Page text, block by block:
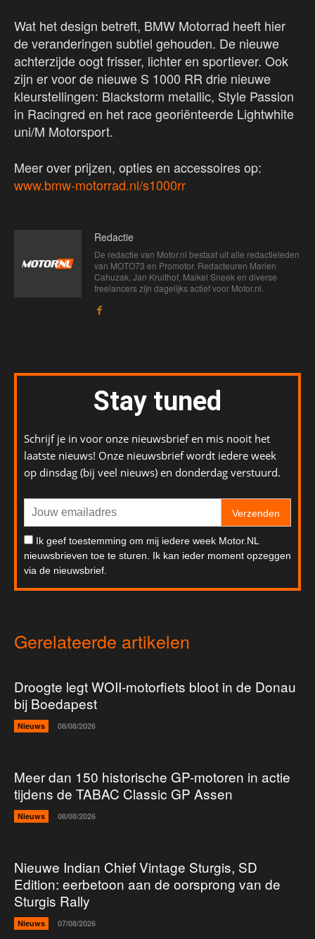
Wat het design betreft, BMW Motorrad heeft hier
de veranderingen subtiel gehouden. De nieuwe
achterzijde oogt frisser, lichter en sportiever. Ook
zijn er voor de nieuwe S 1000 RR drie nieuwe
kleurstellingen: Blackstorm metallic, Style Passion
in Racingred en het race georiënteerde Lightwhite
uni/M Motorsport.
Meer over prijzen, opties en accessoires op:
www.bmw-motorrad.nl/s1000rr
Redactie
De redactie van Motor.nl bestaat uit alle redactieleden
van MOTO73 en Promotor. Redacteuren Marien
Cahuzak, Jan Kruithof, Maikel Sneek en diverse
freelancers zijn dagelijks actief voor Motor.nl.
Stay tuned
Schrijf je in voor onze nieuwsbrief en mis nooit het
laatste nieuws! Onze nieuwsbrief wordt iedere week
op dinsdag (bij veel nieuws) en donderdag verstuurd.
Verzenden
Ik geef toestemming om mij iedere week Motor.NL
nieuwsbrieven toe te sturen. Ik kan ieder moment opzeggen
via de nieuwsbrief.
Gerelateerde artikelen
Droogte legt WOII-motorfiets bloot in de Donau
bij Boedapest
Nieuws 08/08/2026
Meer dan 150 historische GP-motoren in actie
tijdens de TABAC Classic GP Assen
Nieuws 08/08/2026
Nieuwe Indian Chief Vintage Sturgis, SD
Edition: eerbetoon aan de oorsprong van de
Sturgis Rally
Nieuws 07/08/2026